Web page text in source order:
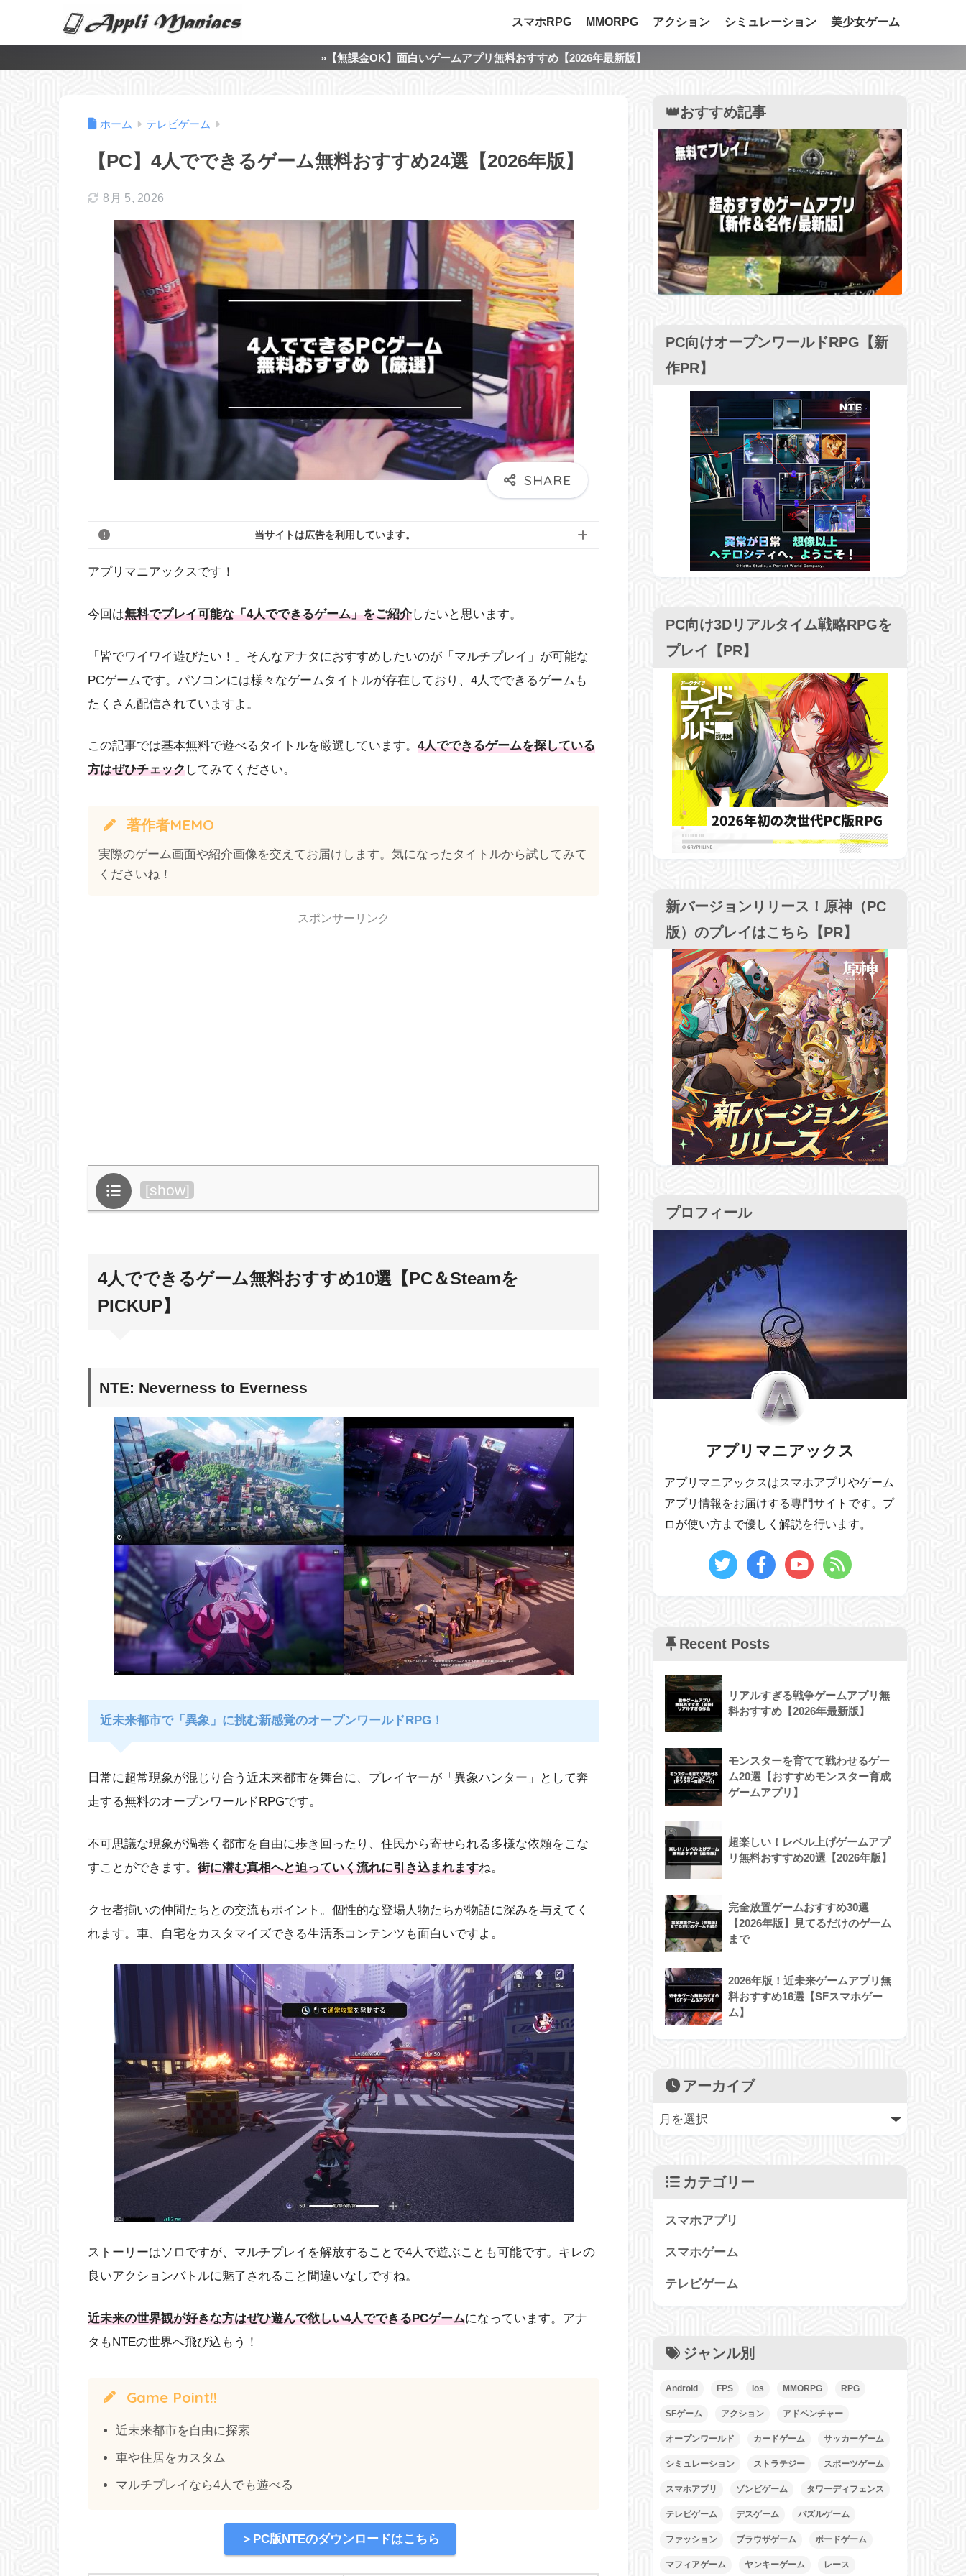
スマホRPG MMORPG アクション シミュレーション 美少女ゲーム
»【無課金OK】面白いゲームアプリ無料おすすめ【2026年最新版】
ホーム テレビゲーム
【PC】4人でできるゲーム無料おすすめ24選【2026年版】
8月 5, 2026
当サイトは広告を利用しています。
アプリマニアックスです！
今回は無料でプレイ可能な「4人でできるゲーム」をご紹介したいと思います。
「皆でワイワイ遊びたい！」そんなアナタにおすすめしたいのが「マルチプレイ」が可能な
PCゲームです。パソコンには様々なゲームタイトルが存在しており、4人でできるゲームも
たくさん配信されていますよ。
この記事では基本無料で遊べるタイトルを厳選しています。 4人でできるゲームを探している
方はぜひチェックしてみてください。
著作者MEMO
実際のゲーム画面や紹介画像を交えてお届けします。気になったタイトルから試してみて
くださいね！
スポンサーリンク
目次 [show]
4人でできるゲーム無料おすすめ10選【PC＆Steamを
PICKUP】
NTE: Neverness to Everness
近未来都市で「異象」に挑む新感覚のオープンワールドRPG！
日常に超常現象が混じり合う近未来都市を舞台に、プレイヤーが「異象ハンター」として奔
走する無料のオープンワールドRPGです。
不可思議な現象が渦巻く都市を自由に歩き回ったり、住民から寄せられる多様な依頼をこな
すことができます。 街に潜む真相へと迫っていく流れに引き込まれますね。
クセ者揃いの仲間たちとの交流もポイント。個性的な登場人物たちが物語に深みを与えてく
れます。車、自宅をカスタマイズできる生活系コンテンツも面白いですよ。
ストーリーはソロですが、マルチプレイを解放することで4人で遊ぶことも可能です。キレの
良いアクションバトルに魅了されること間違いなしですね。
近未来の世界観が好きな方はぜひ遊んで欲しい4人でできるPCゲームになっています。アナ
タもNTEの世界へ飛び込もう！
Game Point!!
近未来都市を自由に探索
車や住居をカスタム
マルチプレイなら4人でも遊べる
＞PC版NTEのダウンロードはこちら
👑おすすめ記事
PC向けオープンワールドRPG【新
作PR】
PC向け3Dリアルタイム戦略RPGを
プレイ【PR】
新バージョンリリース！原神（PC
版）のプレイはこちら【PR】
プロフィール
アプリマニアックス
アプリマニアックスはスマホアプリやゲーム
アプリ情報をお届けする専門サイトです。プ
ロが使い方まで優しく解説を行います。
Recent Posts
リアルすぎる戦争ゲームアプリ無
料おすすめ【2026年最新版】
モンスターを育てて戦わせるゲー
ム20選【おすすめモンスター育成
ゲームアプリ】
超楽しい！レベル上げゲームアプ
リ無料おすすめ20選【2026年版】
完全放置ゲームおすすめ30選
【2026年版】見てるだけのゲーム
まで
2026年版！近未来ゲームアプリ無
料おすすめ16選【SFスマホゲー
ム】
アーカイブ
カテゴリー
スマホアプリ
スマホゲーム
テレビゲーム
ジャンル別
Android FPS ios MMORPG RPG
SFゲーム アクション アドベンチャー
オープンワールド カードゲーム サッカーゲーム
シミュレーション ストラテジー スポーツゲーム
スマホアプリ ゾンビゲーム タワーディフェンス
テレビゲーム デスゲーム パズルゲーム
ファッション ブラウザゲーム ボードゲーム
マフィアゲーム ヤンキーゲーム レース